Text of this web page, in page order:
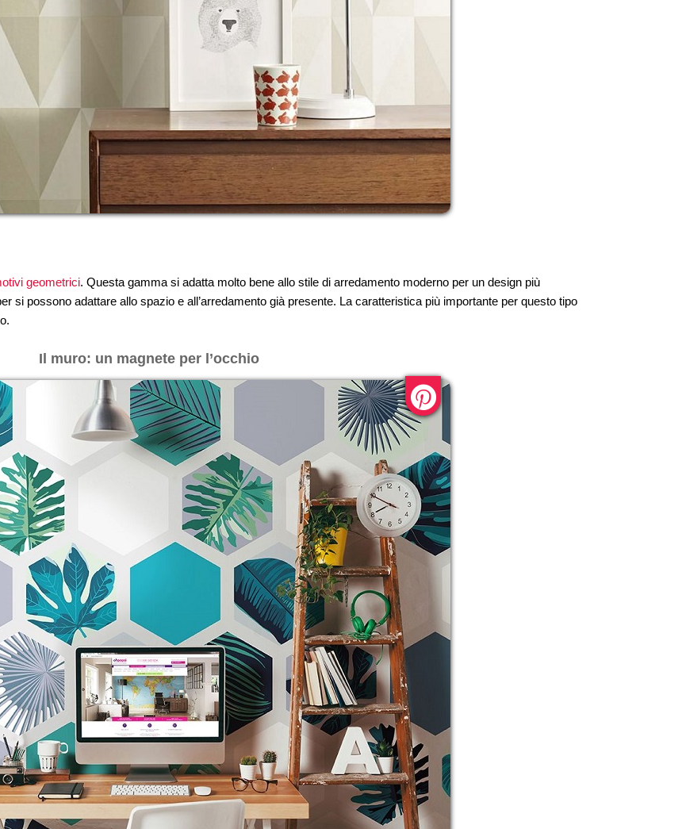
geometrici. Questa gamma si adatta molto bene allo stile di arredamento moderno per un design più
si possono adattare allo spazio e all’arredamento già presente. La caratteristica più importante per questo tipo
Il muro: un magnete per l’occhio